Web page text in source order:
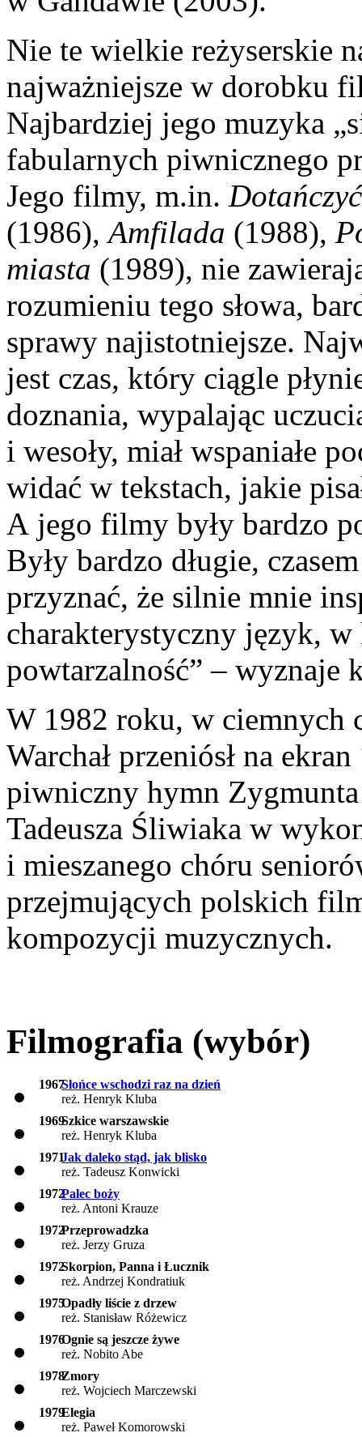
Nie te wielkie reżyserskie
najważniejsze w dorobku
Najbardziej jego muzyka
fabularnych piwnicznego
Jego filmy, m.in.
(1986),Amfilada (1988),
miasta (1989), nie
rozumieniu tego słowa,
sprawy najistotniejsze.
jest czas, który ciągle
doznania, wypalając
i wesoły, miał wspaniałe
widać w tekstach, jakie
A jego filmy były bardzo
Były bardzo długie,
przyznać, że silnie mnie
charakterystyczny język,
powtarzalność” – wyznaje
W 1982 roku, w ciemnych
Warchał przeniósł na ekran
piwniczny hymn
Tadeusza Śliwiaka w
i mieszanego chóru
przejmujących polskich
kompozycji muzycznych.
Filmografia (wybór)
1967Słońce wschodzi raz na dzień
reż. Henryk Kluba
1969Szkice warszawskie
reż. Henryk Kluba
1971Jak daleko stąd, jak blisko
reż. Tadeusz Konwicki
1972Palec boży
reż. Antoni Krauze
1972Przeprowadzka
reż. Jerzy Gruza
1972Skorpion, Panna i Łucznik
reż. Andrzej Kondratiuk
1975Opadły liście z drzew
reż. Stanisław Różewicz
1976Ognie są jeszcze żywe
reż. Nobito Abe
1978Zmory
reż. Wojciech Marczewski
1979Elegia
reż. Paweł Komorowski